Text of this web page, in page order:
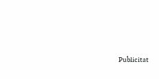
Publicitat